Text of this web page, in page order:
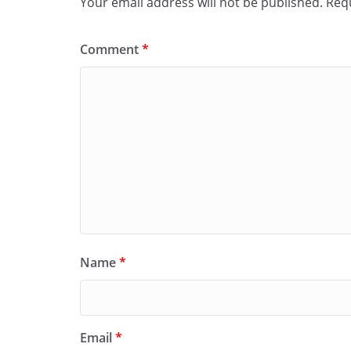
Comment*
Name*
Email*